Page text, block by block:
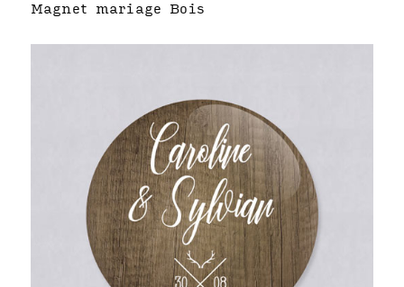
Magnet mariage Bois